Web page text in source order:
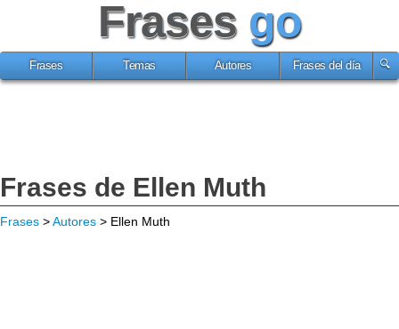
Frases go
Frases Temas Autores Frases del día
Frases de Ellen Muth
Frases >Autores > Ellen Muth